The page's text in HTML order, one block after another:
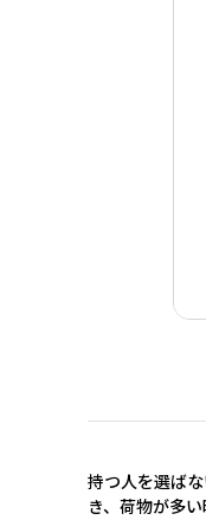
持つ人を選ば
き、荷物が多